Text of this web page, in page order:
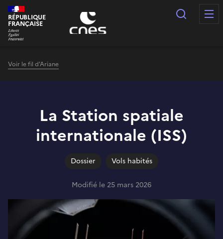
Panneau de gestion des cookies
RÉPUBLIQUE
FRANÇAISE
Voir le fil d'Ariane
La Station spatiale
internationale (ISS)
Dossier Vols habités
Modifié le 25 mars 2026